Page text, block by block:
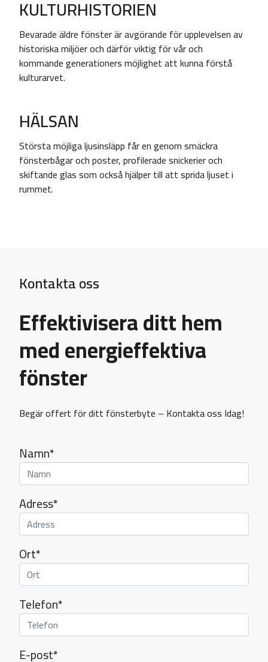
KULTURHISTORIEN
Bevarade äldre fönster är avgörande för upplevelsen av
historiska miljöer och därför viktig för vår och
kommande generationers möjlighet att kunna förstå
kulturarvet.
HÄLSAN
Största möjliga ljusinsläpp får en genom smäckra
fönsterbågar och poster, profilerade snickerier och
skiftande glas som också hjälper till att sprida ljuset i
rummet.
Kontakta oss
Effektivisera ditt hem
med energieffektiva
fönster
Begär offert för ditt fönsterbyte – Kontakta oss Idag!
Namn*
Adress*
Ort*
Telefon*
E-post*